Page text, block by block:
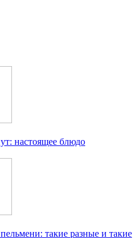
настоящее блюдо
такие разные и такие